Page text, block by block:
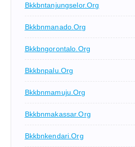
Bkkbntanjungselor.org
Bkkbnmanado.org
Bkkbngorontalo.org
Bkkbnpalu.org
Bkkbnmamuju.org
Bkkbnmakassar.org
Bkkbnkendari.org